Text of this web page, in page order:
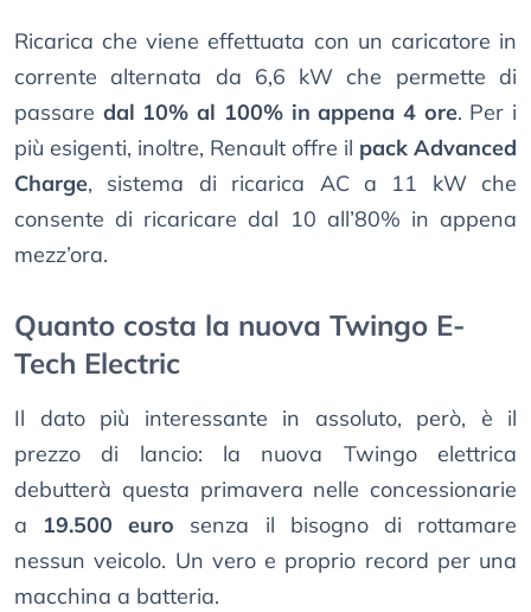
Ricarica che viene effettuata con un caricatore in
corrente alternata da 6,6 kW che permette di
passare dal 10% al 100% in appena 4 ore. Per i
più esigenti, inoltre, Renault offre il pack Advanced
Charge, sistema di ricarica AC a 11 kW che
consente di ricaricare dal 10 all’80% in appena
mezz’ora.
Quanto costa la nuova Twingo E-
Tech Electric
Il dato più interessante in assoluto, però, è il
prezzo di lancio: la nuova Twingo elettrica
debutterà questa primavera nelle concessionarie
a 19.500 euro senza il bisogno di rottamare
nessun veicolo. Un vero e proprio record per una
macchina a batteria.